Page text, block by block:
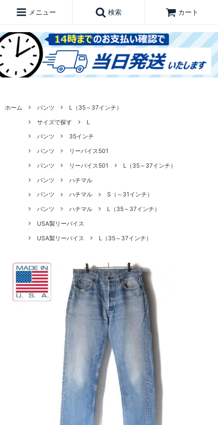
メニュー 検索 カート
ホーム パンツ
L（35～37インチ）
サイズで探す
L
パンツ
35インチ
パンツ
リーバイス501
パンツ
リーバイス501
L（35～37インチ）
パンツ
ハチマル
パンツ
ハチマル
S（～31インチ）
パンツ
ハチマル
L（35～37インチ）
USA製リーバイス
USA製リーバイス
L（35～37インチ）